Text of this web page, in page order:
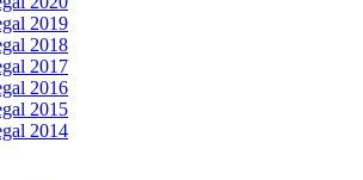
2019
2018
2017
2016
2015
2014